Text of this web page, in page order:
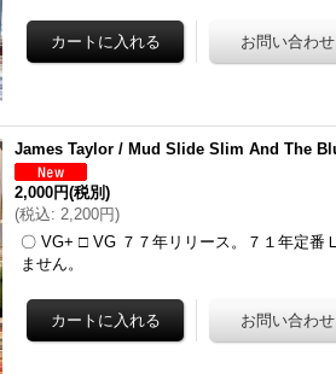
James Taylor / Mud Slide Slim And The
2,000円(税別)
(税込: 2,200円)
〇 VG+ □ VG ７７年リリース。７１年定番
ません。